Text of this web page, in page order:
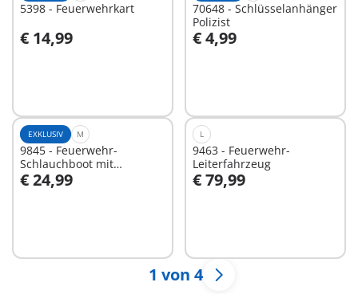
5398 - Feuerwehrkart
€ 14,99
In den Warenkorb
70648 - Schlüsselanhänger
Polizist
€ 4,99
In den Warenkorb
EXKLUSIV M
9845 - Feuerwehr-
Schlauchboot mit
Anhänger
€ 24,99
In den Warenkorb
L
9463 - Feuerwehr-
Leiterfahrzeug
€ 79,99
In den Warenkorb
1 von 4